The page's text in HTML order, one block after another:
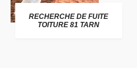
RECHERCHE DE FUITE
TOITURE 81 TARN